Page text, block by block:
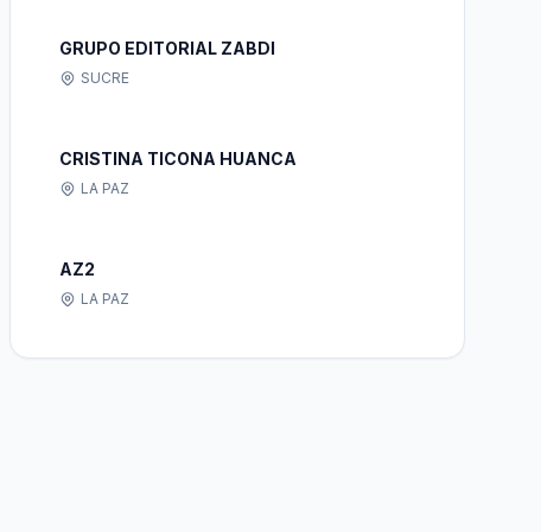
GRUPO EDITORIAL ZABDI
SUCRE
CRISTINA TICONA HUANCA
LA PAZ
AZ2
LA PAZ